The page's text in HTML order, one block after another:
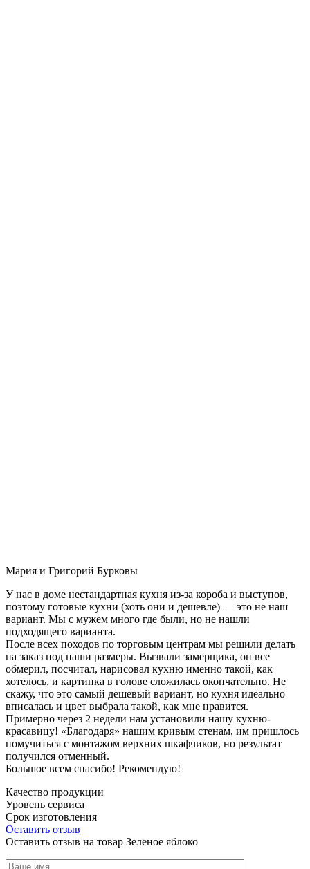
Мария и Григорий Бурковы
У нас в доме нестандартная кухня из-за короба и выступов,
поэтому готовые кухни (хоть они и дешевле) — это не наш
вариант. Мы с мужем много где были, но не нашли
подходящего варианта.
После всех походов по торговым центрам мы решили делать
на заказ под наши размеры. Вызвали замерщика, он все
обмерил, посчитал, нарисовал кухню именно такой, как
хотелось, и картинка в голове сложилась окончательно. Не
скажу, что это самый дешевый вариант, но кухня идеально
вписалась и цвет выбрала такой, как мне нравится.
Примерно через 2 недели нам установили нашу кухню-
красавицу! «Благодаря» нашим кривым стенам, им пришлось
помучиться с монтажом верхних шкафчиков, но результат
получился отменный.
Большое всем спасибо! Рекомендую!
Качество продукции
Уровень сервиса
Срок изготовления
Оставить отзыв
Оставить отзыв на товар Зеленое яблоко